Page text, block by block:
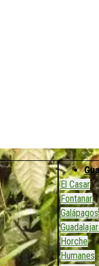
El Casar
Fontanar
Galápagos
Horche
Humanes